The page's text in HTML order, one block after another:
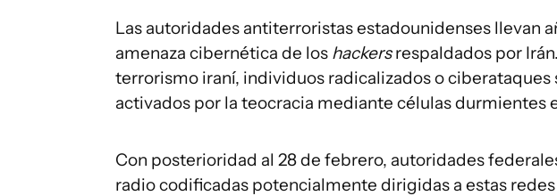
Las autoridades antiterroristas estadounidenses llevan
amenaza cibernética de los hackersrespaldados por
terrorismo iraní, individuos radicalizados o
activados por la teocracia mediante células durmientes
Con posterioridad al 28 de febrero, autoridades
radio codificadas potencialmente dirigidas a estas